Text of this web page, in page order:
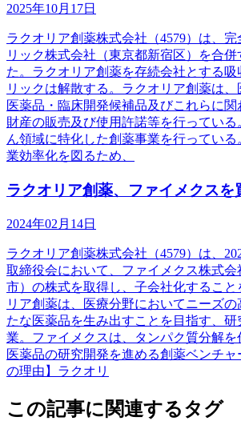
2025年10月17日
ラクオリア創薬株式会社（4579）は、
リック株式会社（東京都新宿区）を合
た。ラクオリア創薬を存続会社とする吸
リックは解散する。ラクオリア創薬は、
医薬品・臨床開発候補品及びこれらに
財産の販売及び使用許諾等を行ってい
ん領域に特化した創薬事業を行ってい
業効率化を図るため、
ラクオリア創薬、ファイメクスを
2024年02月14日
ラクオリア創薬株式会社（4579）は、
取締役会において、ファイメクス株式会
市）の株式を取得し、子会社化するこ
リア創薬は、医療分野においてニーズ
たな医薬品を生み出すことを目指す、
業。ファイメクスは、タンパク質分解を
医薬品の研究開発を進める創薬ベンチ
の理由】ラクオリ
この記事に関連するタグ